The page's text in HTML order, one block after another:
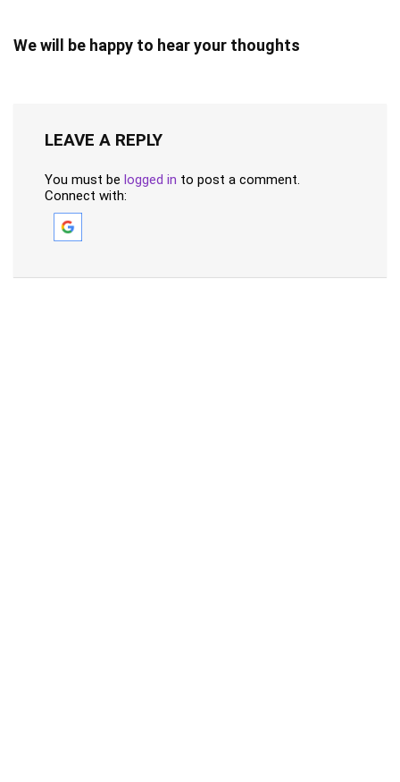
We will be happy to hear your thoughts
LEAVE A REPLY
You must be logged in to post a comment.
Connect with: